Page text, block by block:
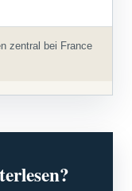
zentral bei France